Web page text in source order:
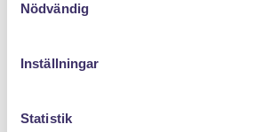
Nödvändig
Inställningar
Statistik